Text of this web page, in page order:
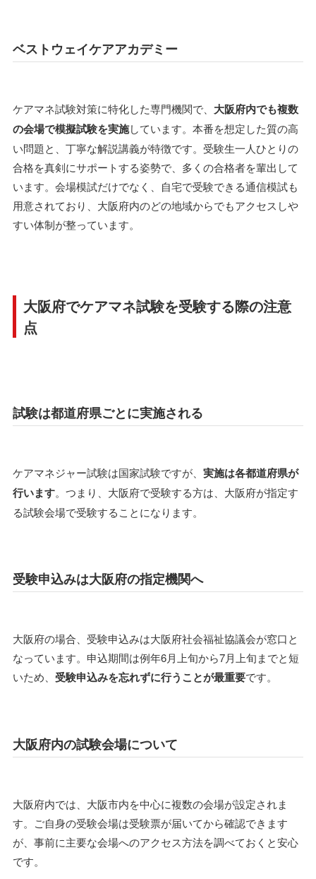
ベストウェイケアアカデミー
ケアマネ試験対策に特化した専門機関で、 大阪府内でも複数
の会場で模擬試験を実施しています。本番を想定した質の高
い問題と、丁寧な解説講義が特徴です。受験生一人ひとりの
合格を真剣にサポートする姿勢で、多くの合格者を輩出して
います。会場模試だけでなく、自宅で受験できる通信模試も
用意されており、大阪府内のどの地域からでもアクセスしや
すい体制が整っています。
大阪府でケアマネ試験を受験する際の注意
点
試験は都道府県ごとに実施される
ケアマネジャー試験は国家試験ですが、 実施は各都道府県が
行います。つまり、大阪府で受験する方は、大阪府が指定す
る試験会場で受験することになります。
受験申込みは大阪府の指定機関へ
大阪府の場合、受験申込みは大阪府社会福祉協議会が窓口と
なっています。申込期間は例年6月上旬から7月上旬までと短
いため、 受験申込みを忘れずに行うことが最重要です。
大阪府内の試験会場について
大阪府内では、大阪市内を中心に複数の会場が設定されま
す。ご自身の受験会場は受験票が届いてから確認できます
が、事前に主要な会場へのアクセス方法を調べておくと安心
です。